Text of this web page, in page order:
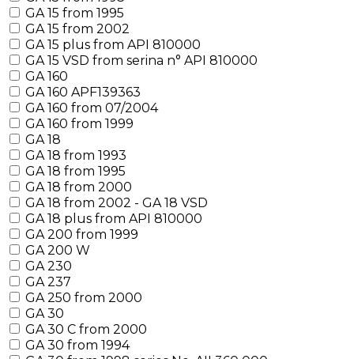
GA 15 from 1995
GA 15 from 2002
GA 15 plus from API 810000
GA 15 VSD from serina n° API 810000
GA 160
GA 160 APF139363
GA 160 from 07/2004
GA 160 from 1999
GA 18
GA 18 from 1993
GA 18 from 1995
GA 18 from 2000
GA 18 from 2002 - GA 18 VSD
GA 18 plus from API 810000
GA 200 from 1999
GA 200 W
GA 230
GA 237
GA 250 from 2000
GA 30
GA 30 C from 2000
GA 30 from 1994